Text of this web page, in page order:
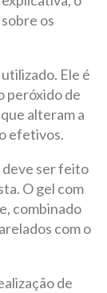
os
Ele é
peróxido de
alteram a
efetivos.
ser feito
O gel com
combinado
com o
de